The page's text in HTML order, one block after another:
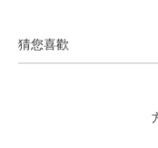
猜您喜歡